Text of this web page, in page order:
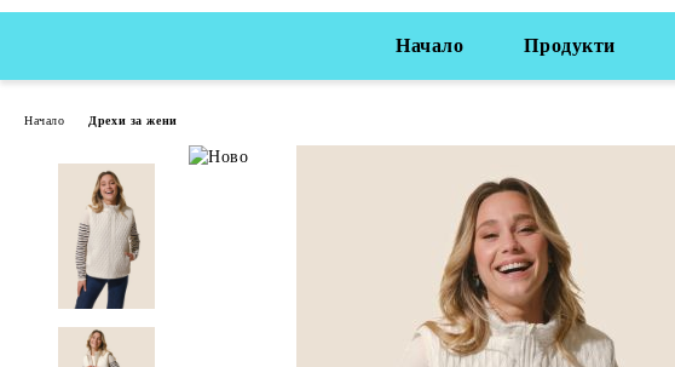
Начало Продукти
Начало Дрехи за жени